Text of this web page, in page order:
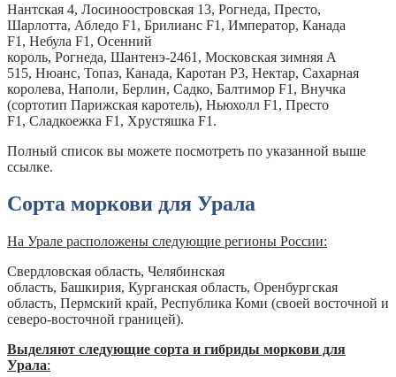
Нантская 4, Лосиноостровская 13, Рогнеда, Престо,
Шарлотта, Абледо F1, Брилианс F1, Император, Канада
F1, Небула F1, Осенний
король, Рогнеда, Шантенэ-2461, Московская зимняя А
515, Нюанс, Топаз, Канада, Каротан Р3, Нектар, Сахарная
королева, Наполи, Берлин, Садко, Балтимор F1, Внучка
(сортотип Парижская каротель), Ньюхолл F1, Престо
F1, Сладкоежка F1, Хрустяшка F1.
Полный список вы можете посмотреть по указанной выше
ссылке.
Сорта моркови для Урала
На Урале расположены следующие регионы России:
Свердловская область, Челябинская
область, Башкирия, Курганская область, Оренбургская
область, Пермский край, Республика Коми (своей восточной и
северо-восточной границей).
Выделяют следующие сорта и гибриды моркови для
Урала: